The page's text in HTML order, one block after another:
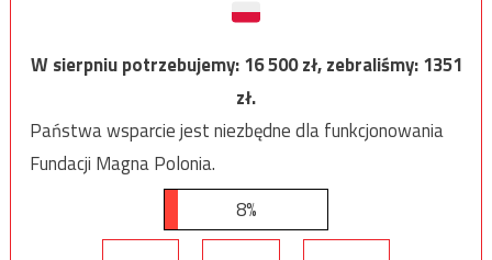
W sierpniu potrzebujemy:16 500zł, zebraliśmy:1351
zł.
Państwa wsparcie jest niezbędne dla funkcjonowania
Fundacji Magna Polonia.
8%